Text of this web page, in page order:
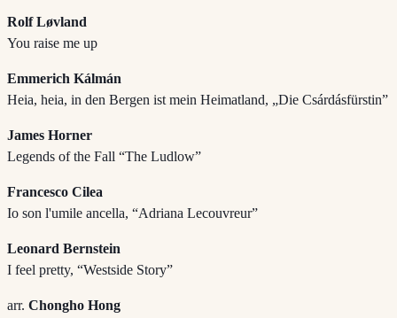
Rolf Løvland
You raise me up
Emmerich Kálmán
Heia, heia, in den Bergen ist mein Heimatland, „Die Csárdásfürstin”
James Horner
Legends of the Fall “The Ludlow”
Francesco Cilea
Io son l'umile ancella, “Adriana Lecouvreur”
Leonard Bernstein
I feel pretty, “Westside Story”
arr. Chongho Hong